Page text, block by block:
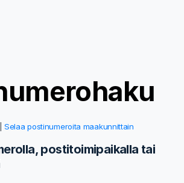
|Selaa postinumeroita maakunnittain
postitoimipaikalla tai